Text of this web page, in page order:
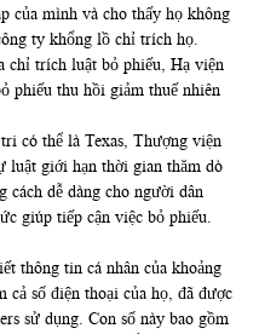
của mình và cho thấy họ không
ty khổng lồ chỉ trích họ.
chỉ trích luật bỏ phiếu, Hạ viện
phiếu thu hồi giảm thuế nhiên
có thể là Texas, Thượng viện
luật giới hạn thời gian thăm dò
cách dễ dàng cho người dân
giúp tiếp cận việc bỏ phiếu.
thông tin cá nhân của khoảng
cả số điện thoại của họ, đã được
sử dụng. Con số này bao gồm